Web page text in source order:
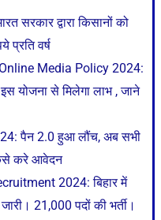
सरकार द्वारा किसानों को
प्रति वर्ष
Media Policy 2024:
योजना से मिलेगा लाभ , जाने
पैन 2.0 हुआ लौंच, अब सभी
कैसे करे आवेदन
2024: बिहार में
21,000 पदों की भर्ती।